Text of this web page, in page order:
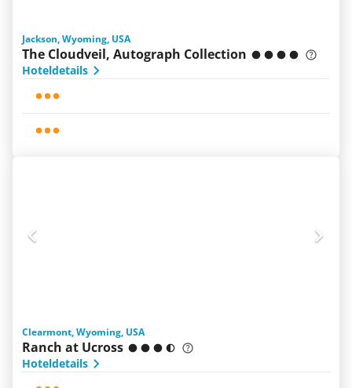
Jackson, Wyoming, USA
The Cloudveil, Autograph Collection
Hoteldetails
Clearmont, Wyoming, USA
Ranch at Ucross
Hoteldetails